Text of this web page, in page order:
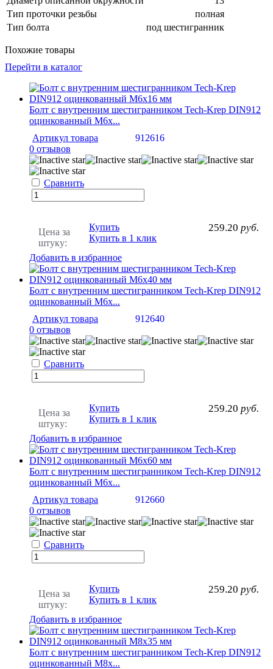
Тип проточки резьбы
полная
Тип болта
под шестигранник
Похожие товары
Перейти в каталог
Болт с внутренним шестигранником Tech-Krep DIN912
оцинкованный М6х...
Артикул товара
912616
0 отзывов
Сравнить
Цена за
штуку:
259.20 руб.
Купить
Купить в 1 клик
Добавить в избранное
Болт с внутренним шестигранником Tech-Krep DIN912
оцинкованный М6х...
Артикул товара
912640
0 отзывов
Сравнить
Цена за
штуку:
259.20 руб.
Купить
Купить в 1 клик
Добавить в избранное
Болт с внутренним шестигранником Tech-Krep DIN912
оцинкованный М6х...
Артикул товара
912660
0 отзывов
Сравнить
Цена за
штуку:
259.20 руб.
Купить
Купить в 1 клик
Добавить в избранное
Болт с внутренним шестигранником Tech-Krep DIN912
оцинкованный М8х...